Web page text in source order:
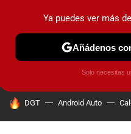
PRUEBAS COCHES
HOY SE HABLA DE
DGT Android Auto
Ya puedes ver más
Añádenos
Solo necesitas